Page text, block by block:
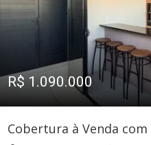
R$ 1.090.000
Cobertura à Venda